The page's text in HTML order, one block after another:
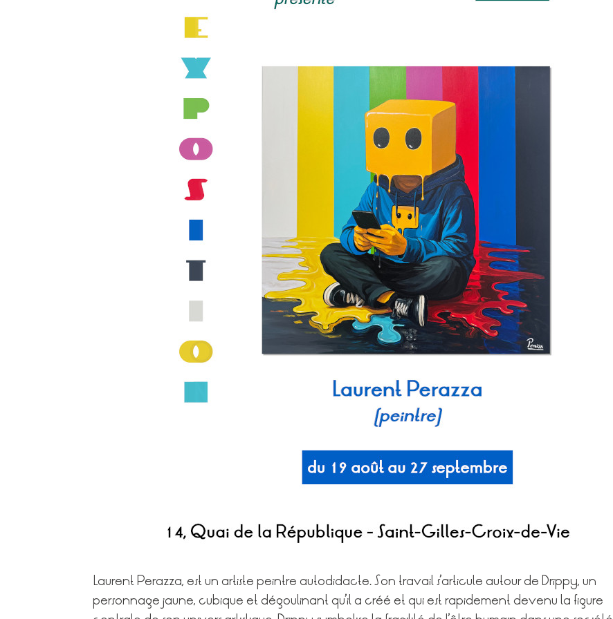
Laurent Perazza, est un artiste peintre autodidacte. Son travail s’articule autour de Drippy, un
personnage jaune, cubique et dégoulinant qu’il a créé et qui est rapidement devenu la figure